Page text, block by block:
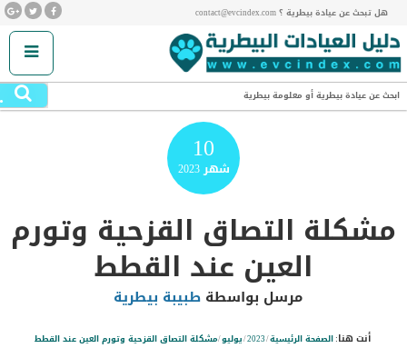
هل تبحث عن عيادة بيطرية ؟ contact@evcindex.com
ابحث عن عيادة بيطرية أو معلومة بيطرية
10
شهر2023
مشكلة التصاق القزحية وتورم
العين عند القطط
مرسل بواسطة طبيبة بيطرية
أنت هنا:الصفحة الرئيسية/
2023
/يوليو/مشكلة التصاق القزحية وتورم العين عند القطط